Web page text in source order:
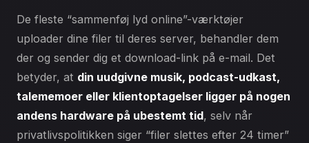
De fleste “sammenføj lyd online”-værktøjer
uploader dine filer til deres server, behandler dem
der og sender dig et download-link på e-mail. Det
betyder, at din uudgivne musik, podcast-udkast,
talememoer eller klientoptagelser ligger på nogen
andens hardware på ubestemt tid, selv når
privatlivspolitikken siger “filer slettes efter 24 timer”